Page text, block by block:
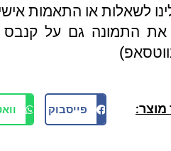
לשאלות או התאמות
את התמונה גם על קנבס
מוצר: פייסבוק